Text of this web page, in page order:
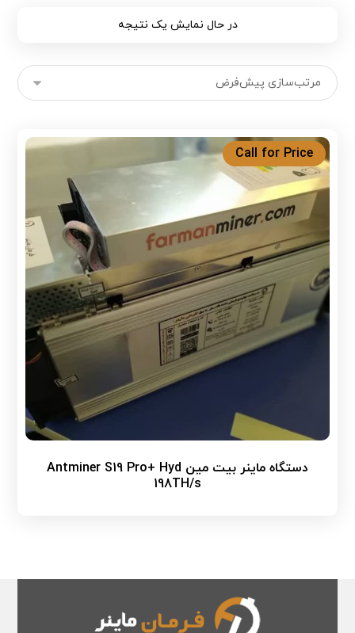
در حال نمایش یک نتیجه
دستگاه ماینر بیت مین Antminer S19 Pro+ Hyd
198TH/s
Call for Price